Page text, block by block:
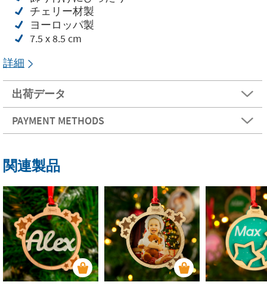
チェリー材製
ヨーロッパ製
7.5 x 8.5 cm
詳細
出荷データ
PAYMENT METHODS
関連製品